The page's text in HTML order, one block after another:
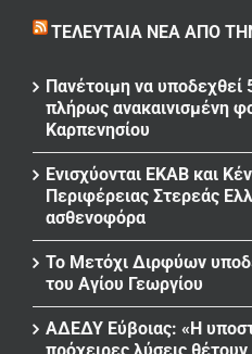
ΤΕΛΕΥΤΑΊΑ ΝΈΑ ΑΠΌ
Πανέτοιμη να υποδεχθεί
πλήρως ανακαινισμένη
Καρπενησίου
Ενισχύονται ΕΚΑΒ και
Περιφέρειας Στερεάς
ασθενοφόρα
Το Μετόχι Διρφύων
του Αγίου Γεωργίου
ΑΔΕΔΥ Εύβοιας: «Η